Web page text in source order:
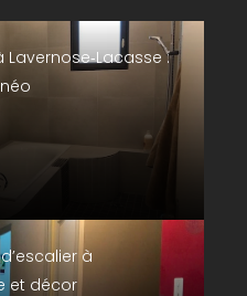
:
à
et décor